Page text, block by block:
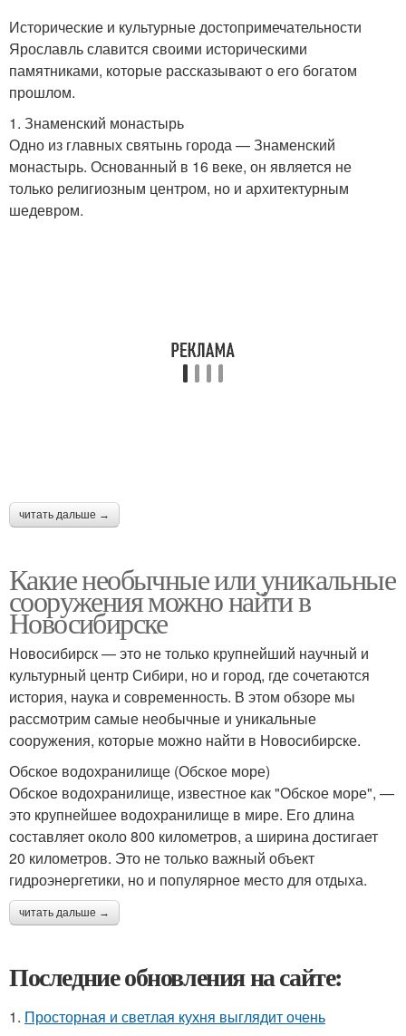
Исторические и культурные достопримечательности
Ярославль славится своими историческими
памятниками, которые рассказывают о его богатом
прошлом.
1. Знаменский монастырь
Одно из главных святынь города — Знаменский
монастырь. Основанный в 16 веке, он является не
только религиозным центром, но и архитектурным
шедевром.
читать дальше →
Какие необычные или уникальные
сооружения можно найти в
Новосибирске
Новосибирск — это не только крупнейший научный и
культурный центр Сибири, но и город, где сочетаются
история, наука и современность. В этом обзоре мы
рассмотрим самые необычные и уникальные
сооружения, которые можно найти в Новосибирске.
Обское водохранилище (Обское море)
Обское водохранилище, известное как "Обское море", —
это крупнейшее водохранилище в мире. Его длина
составляет около 800 километров, а ширина достигает
20 километров. Это не только важный объект
гидроэнергетики, но и популярное место для отдыха.
читать дальше →
Последние обновления на сайте:
1. Просторная и светлая кухня выглядит очень